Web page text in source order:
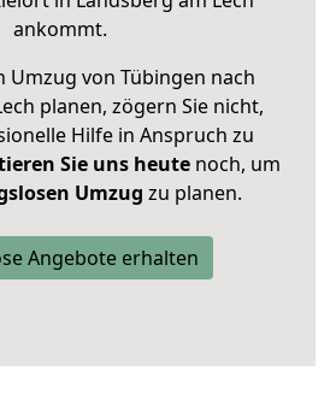
ankommt.
Umzug von Tübingen nach
planen, zögern Sie nicht,
Hilfe in Anspruch zu
Sie uns heutenoch, um
Umzug zu planen.
Angebote erhalten